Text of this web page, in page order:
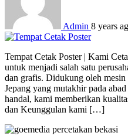
Admin 8 years
Tempat Cetak Poster | Kami
untuk menjadi salah satu
dan grafis. Didukung oleh mesin
Jepang yang mutakhir pada
handal, kami memberikan
dan Keunggulan kami […]